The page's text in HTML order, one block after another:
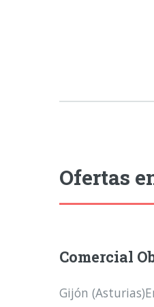
Ofertas
Comercial
Gijón